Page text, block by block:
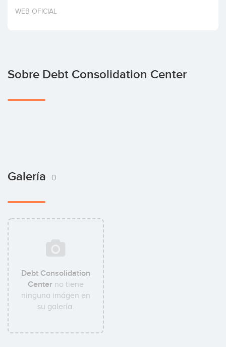
Invertir
WEB OFICIAL
Sobre Debt Consolidation Center
Galería 0
Debt Consolidation
Center no tiene
ninguna imágen en
su galería.